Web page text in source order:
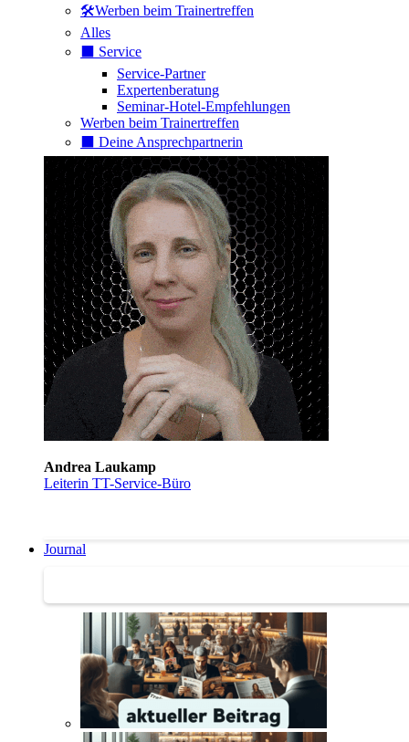
🛠️Werben beim Trainertreffen
Alles
⬛️ Service
Service-Partner
Expertenberatung
Seminar-Hotel-Empfehlungen
Werben beim Trainertreffen
⬛️ Deine Ansprechpartnerin
Andrea Laukamp
Leiterin TT-Service-Büro
Journal